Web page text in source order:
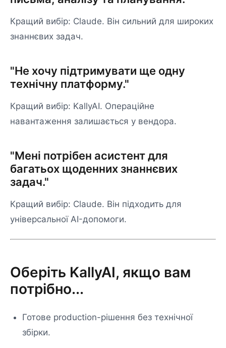
Кращий вибір: Claude. Він сильний для широких
знаннєвих задач.
"Не хочу підтримувати ще одну
технічну платформу."
Кращий вибір: KallyAI. Операційне
навантаження залишається у вендора.
"Мені потрібен асистент для
багатьох щоденних знаннєвих
задач."
Кращий вибір: Claude. Він підходить для
універсальної AI-допомоги.
Оберіть KallyAI, якщо вам
потрібно...
Готове production-рішення без технічної
збірки.